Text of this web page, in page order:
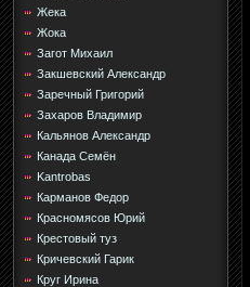
Жека
Жока
Загот Михаил
Закшевский Александр
Заречный Григорий
Захаров Владимир
Кальянов Александр
Канада Семён
Kantrobas
Карманов Федор
Красномясов Юрий
Крестовый туз
Кричевский Гарик
Круг Ирина